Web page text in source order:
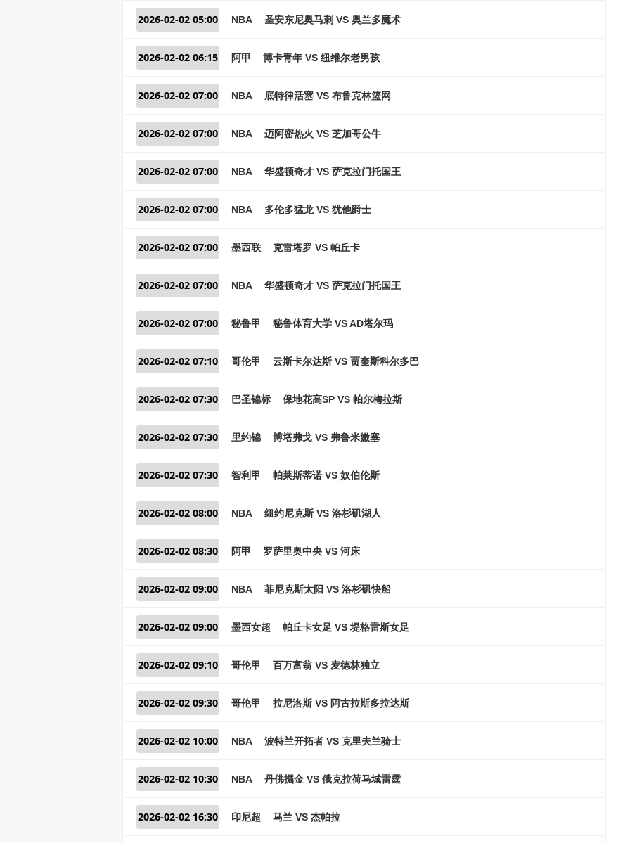
2026-02-02 05:00 NBA 圣安东尼奥马刺 VS 奥兰多魔术
2026-02-02 06:15 阿甲 博卡青年 VS 纽维尔老男孩
2026-02-02 07:00 NBA 底特律活塞 VS 布鲁克林篮网
2026-02-02 07:00 NBA 迈阿密热火 VS 芝加哥公牛
2026-02-02 07:00 NBA 华盛顿奇才 VS 萨克拉门托国王
2026-02-02 07:00 NBA 多伦多猛龙 VS 犹他爵士
2026-02-02 07:00 墨西联 克雷塔罗 VS 帕丘卡
2026-02-02 07:00 NBA 华盛顿奇才 VS 萨克拉门托国王
2026-02-02 07:00 秘鲁甲 秘鲁体育大学 VS AD塔尔玛
2026-02-02 07:10 哥伦甲 云斯卡尔达斯 VS 贾奎斯科尔多巴
2026-02-02 07:30 巴圣锦标 保地花高SP VS 帕尔梅拉斯
2026-02-02 07:30 里约锦 博塔弗戈 VS 弗鲁米嫩塞
2026-02-02 07:30 智利甲 帕莱斯蒂诺 VS 奴伯伦斯
2026-02-02 08:00 NBA 纽约尼克斯 VS 洛杉矶湖人
2026-02-02 08:30 阿甲 罗萨里奥中央 VS 河床
2026-02-02 09:00 NBA 菲尼克斯太阳 VS 洛杉矶快船
2026-02-02 09:00 墨西女超 帕丘卡女足 VS 堤格雷斯女足
2026-02-02 09:10 哥伦甲 百万富翁 VS 麦德林独立
2026-02-02 09:30 哥伦甲 拉尼洛斯 VS 阿古拉斯多拉达斯
2026-02-02 10:00 NBA 波特兰开拓者 VS 克里夫兰骑士
2026-02-02 10:30 NBA 丹佛掘金 VS 俄克拉荷马城雷霆
2026-02-02 16:30 印尼超 马兰 VS 杰帕拉